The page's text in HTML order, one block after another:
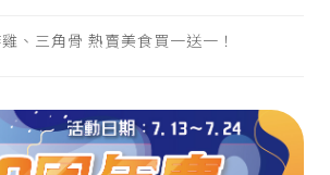
、三角骨 熱賣美食買一送一！